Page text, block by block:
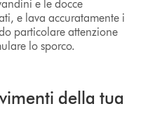
e le docce
e lava accuratamente i
particolare attenzione
lo sporco.
della tua